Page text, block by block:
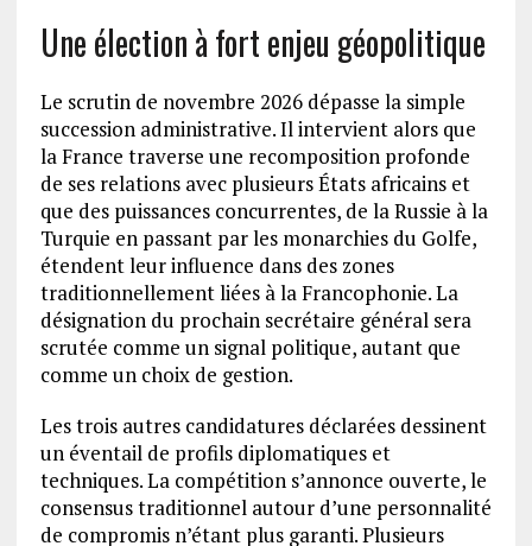
Une élection à fort enjeu géopolitique
Le scrutin de novembre 2026 dépasse la simple
succession administrative. Il intervient alors que
la France traverse une recomposition profonde
de ses relations avec plusieurs États africains et
que des puissances concurrentes, de la Russie à la
Turquie en passant par les monarchies du Golfe,
étendent leur influence dans des zones
traditionnellement liées à la Francophonie. La
désignation du prochain secrétaire général sera
scrutée comme un signal politique, autant que
comme un choix de gestion.
Les trois autres candidatures déclarées dessinent
un éventail de profils diplomatiques et
techniques. La compétition s’annonce ouverte, le
consensus traditionnel autour d’une personnalité
de compromis n’étant plus garanti. Plusieurs